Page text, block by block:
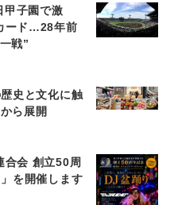
甲子園で激
ード…28年前
戦”
史と文化に触
ら展開
合会 創立50周
を開催します